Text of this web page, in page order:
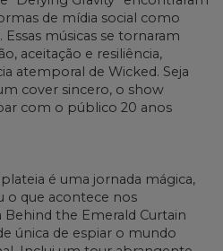
de mídia social como
músicas se tornaram
aceitação e resiliência,
atemporal de Wicked. Seja
cover sincero, o show
com o público 20 anos
é uma jornada mágica,
o que acontece nos
Behind the Emerald Curtain
única de espiar o mundo